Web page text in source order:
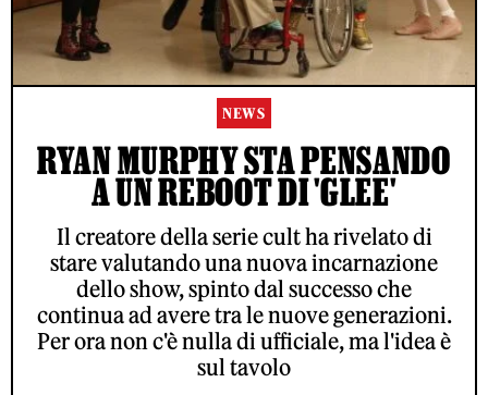
NEWS
RYAN MURPHY STA PENSANDO
A UN REBOOT DI 'GLEE'
Il creatore della serie cult ha rivelato di
stare valutando una nuova incarnazione
dello show, spinto dal successo che
continua ad avere tra le nuove generazioni.
Per ora non c'è nulla di ufficiale, ma l'idea è
sul tavolo